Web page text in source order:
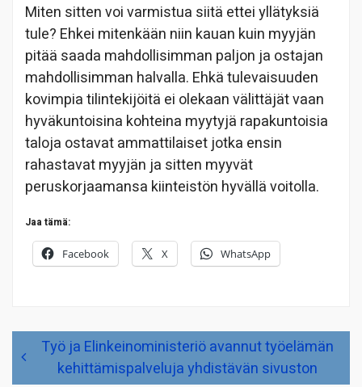
Miten sitten voi varmistua siitä ettei yllätyksiä
tule? Ehkei mitenkään niin kauan kuin myyjän
pitää saada mahdollisimman paljon ja ostajan
mahdollisimman halvalla. Ehkä tulevaisuuden
kovimpia tilintekijöitä ei olekaan välittäjät vaan
hyväkuntoisina kohteina myytyjä rapakuntoisia
taloja ostavat ammattilaiset jotka ensin
rahastavat myyjän ja sitten myyvät
peruskorjaamansa kiinteistön hyvällä voitolla.
Jaa tämä:
Facebook X WhatsApp
Artikkelien
selausTyö ja Elinkeinoministeriö avannut työelämän
kehittämispalveluja yhdistävän sivuston